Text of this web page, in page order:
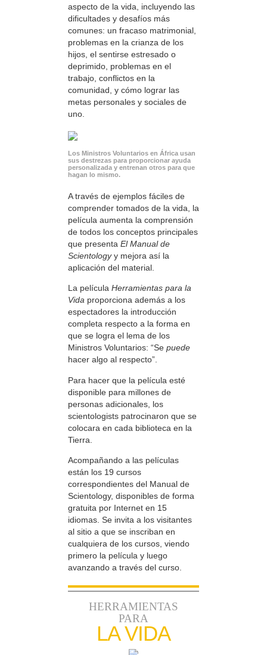
aspecto de la vida, incluyendo las
dificultades y desafíos más
comunes: un fracaso matrimonial,
problemas en la crianza de los
hijos, el sentirse estresado o
deprimido, problemas en el
trabajo, conflictos en la
comunidad, y cómo lograr las
metas personales y sociales de
uno.
Los Ministros Voluntarios en África usan
sus destrezas para proporcionar ayuda
personalizada y entrenan otros para que
hagan lo mismo.
A través de ejemplos fáciles de
comprender tomados de la vida, la
película aumenta la comprensión
de todos los conceptos principales
que presenta El Manual de
Scientologyy mejora así la
aplicación del material.
La película Herramientas para la
Vida proporciona además a los
espectadores la introducción
completa respecto a la forma en
que se logra el lema de los
Ministros Voluntarios: “Se puede
hacer algo al respecto”.
Para hacer que la película esté
disponible para millones de
personas adicionales, los
scientologists patrocinaron que se
colocara en cada biblioteca en la
Tierra.
Acompañando a las películas
están los 19 cursos
correspondientes del Manual de
Scientology, disponibles de forma
gratuita por Internet en 15
idiomas. Se invita a los visitantes
al sitio a que se inscriban en
cualquiera de los cursos, viendo
primero la película y luego
avanzando a través del curso.
HERRAMIENTAS
PARA
LA VIDA